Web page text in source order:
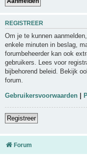
REGISTREER
Om je te kunnen
enkele minuten in beslag,
forumbeheerder kan ook
gebruikers. Lees voor
bijbehorend beleid. Bekijk
forum.
Gebruikersvoorwaarden
Registreer
Forum